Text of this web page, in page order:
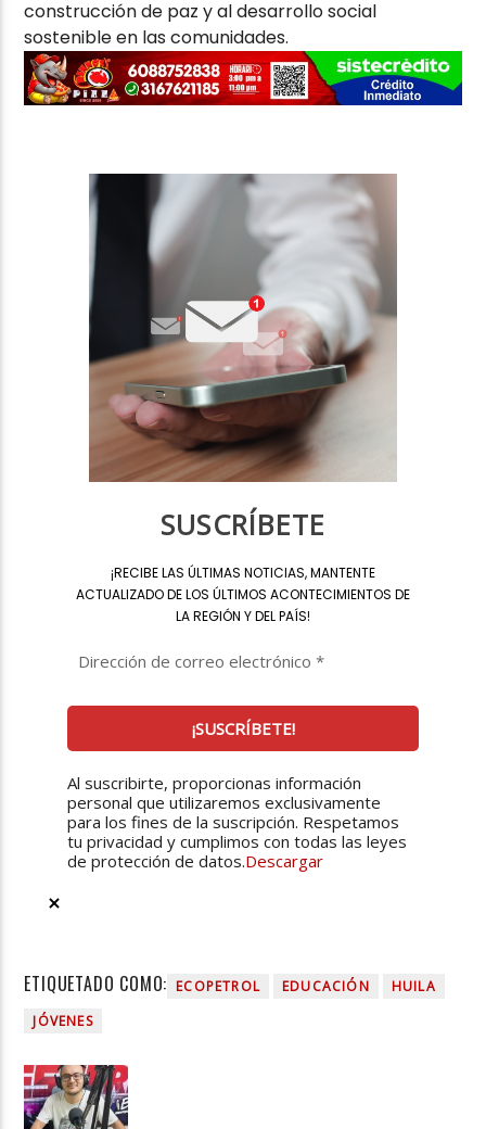
construcción de paz y al desarrollo social
sostenible en las comunidades.
SUSCRÍBETE
¡RECIBE LAS ÚLTIMAS NOTICIAS, MANTENTE
ACTUALIZADO DE LOS ÚLTIMOS ACONTECIMIENTOS DE
LA REGIÓN Y DEL PAÍS!
Al suscribirte, proporcionas información
personal que utilizaremos exclusivamente
para los fines de la suscripción. Respetamos
tu privacidad y cumplimos con todas las leyes
de protección de datos.Descargar
ETIQUETADO COMO: ECOPETROL EDUCACIÓN
HUILA
JÓVENES